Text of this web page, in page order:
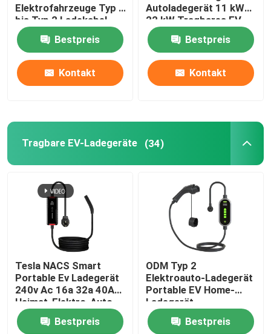
Aufladungszusätze EV
Automobil-Schalter-Panel
Fahrzeugsicherungskisten
Stromkabel und Anschlüsse
Elektrofahrzeuge Typ 2
bis Typ 2 Ladekabel
IP55-Schutz
Bestpreis
Kontakt
Autoladegerät 11 kW
22 kW Tragbares EV-
Ladegerät Typ 2
Bestpreis
Kontakt
Tragbare EV-Ladegeräte (34)
Tesla NACS Smart
Portable Ev Ladegerät
240v Ac 16a 32a 40A
Heimat-Elektro-Auto-
Ladegerät
Bestpreis
ODM Typ 2
Elektroauto-Ladegerät
Portable EV Home-
Ladegerät
Bodenschutz
Bestpreis